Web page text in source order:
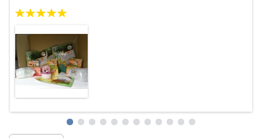
рекомендовать своим подругам.